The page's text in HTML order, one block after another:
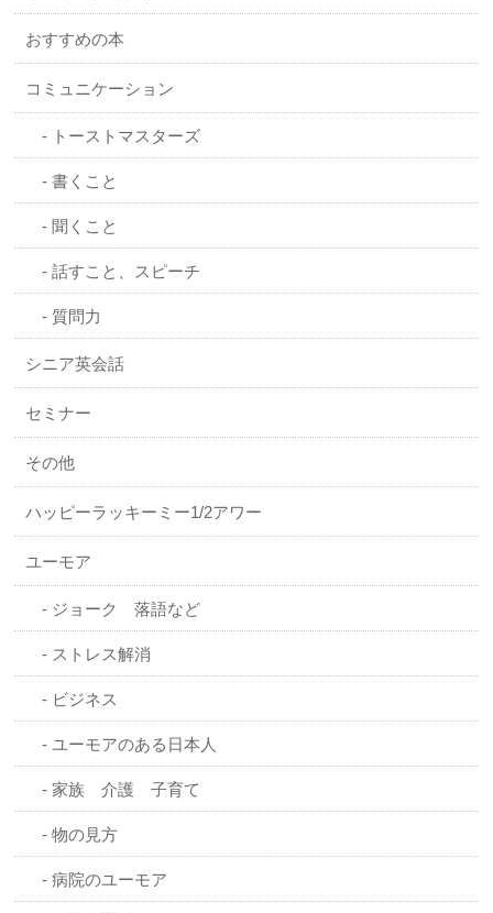
おすすめの本
コミュニケーション
トーストマスターズ
書くこと
聞くこと
話すこと、スピーチ
質問力
シニア英会話
セミナー
その他
ハッピーラッキーミー1/2アワー
ユーモア
ジョーク 落語など
ストレス解消
ビジネス
ユーモアのある日本人
家族 介護 子育て
物の見方
病院のユーモア